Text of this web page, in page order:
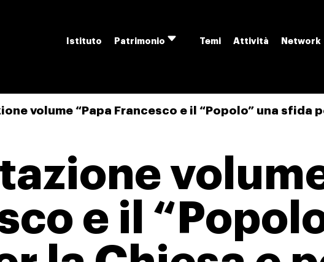
Istituto Patrimonio Temi Attività Network
volume “Papa Francesco e il “Popolo” una sfida
e il